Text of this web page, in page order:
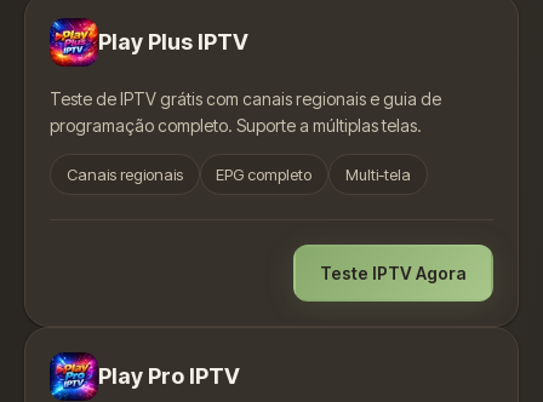
Play Plus IPTV
Teste de IPTV grátis com canais regionais e guia de
programação completo. Suporte a múltiplas telas.
Canais regionais EPG completo Multi-tela
Teste IPTV Agora
Play Pro IPTV